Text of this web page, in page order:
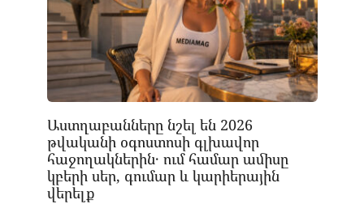
Աստղաբանները նշել են 2026
թվականի օգոստոսի գլխավոր
հաջողակներին․ ում համար ամիսը
կբերի սեր, գումար և կարիերային
վերելք